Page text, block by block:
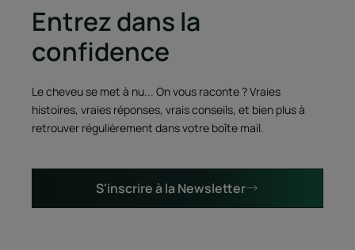
Entrez dans la
confidence
Le cheveu se met à nu... On vous raconte ? Vraies
histoires, vraies réponses, vrais conseils, et bien plus à
retrouver régulièrement dans votre boîte mail.
S'inscrire à la Newsletter